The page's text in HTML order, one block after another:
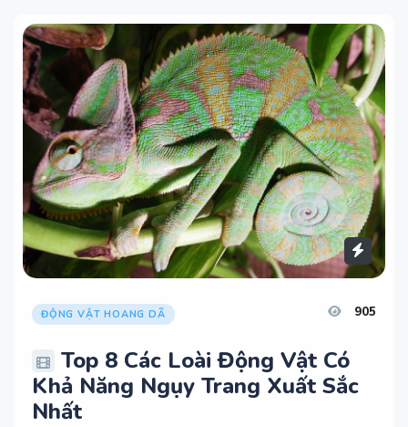
ĐỘNG VẬT HOANG DÃ 905
Top 8 Các Loài Động Vật Có
Khả Năng Ngụy Trang Xuất Sắc
Nhất